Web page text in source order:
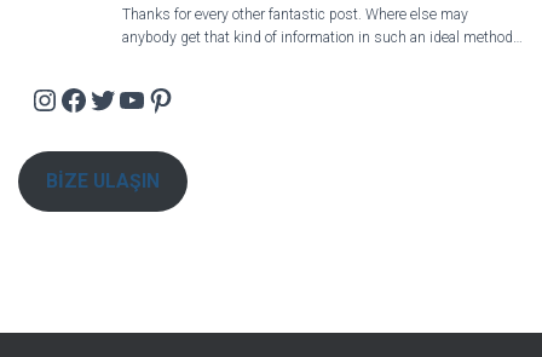
Thanks for every other fantastic post. Where else may
anybody get that kind of information in such an ideal method…
Instagram Facebook Twitter YouTube Pinterest
BİZE ULAŞIN